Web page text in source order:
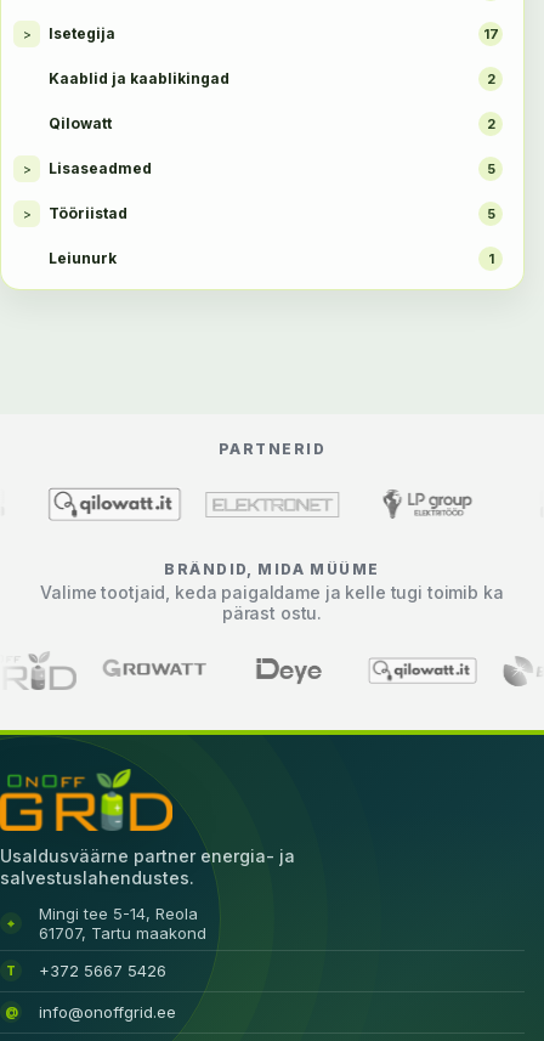
> Isetegija 17
Kaablid ja kaablikingad 2
Qilowatt 2
> Lisaseadmed 5
> Tööriistad 5
Leiunurk 1
PARTNERID
BRÄNDID, MIDA MÜÜME
Valime tootjaid, keda paigaldame ja kelle tugi toimib ka
pärast ostu.
Usaldusväärne partner energia- ja
salvestuslahendustes.
⌖
Mingi tee 5-14, Reola
61707, Tartu maakond
T +372 5667 5426
@ info@onoffgrid.ee